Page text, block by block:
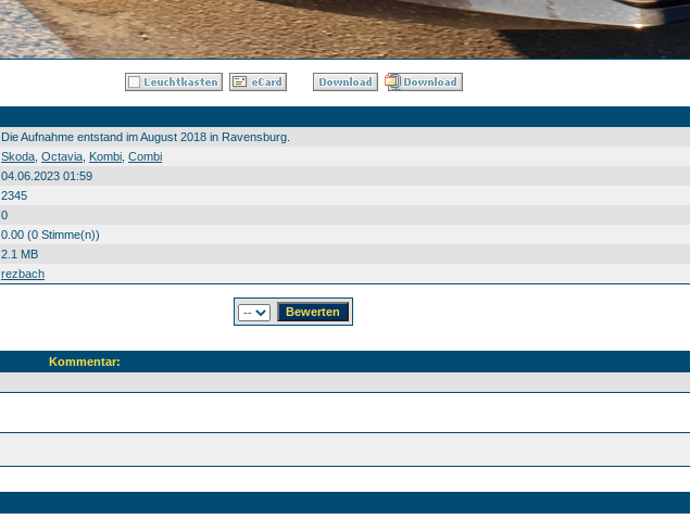
Die Aufnahme entstand im August 2018 in Ravensburg.
Skoda Octavia Kombi Combi
04.06.2023 01:59
2345
0
0.00 (0 Stimme(n))
2.1 MB
rezbach
Kommentar: